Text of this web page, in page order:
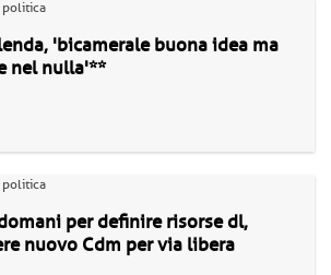
'bicamerale buona idea ma
nel nulla'**
per definire risorse dl,
nuovo Cdm per via libera